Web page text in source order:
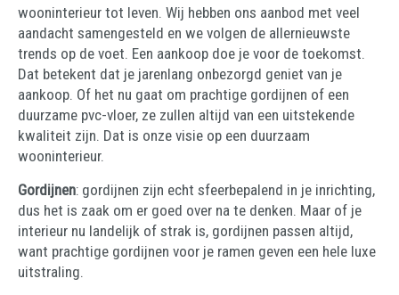
wooninterieur tot leven. Wij hebben ons aanbod met veel
aandacht samengesteld en we volgen de allernieuwste
trends op de voet. Een aankoop doe je voor de toekomst.
Dat betekent dat je jarenlang onbezorgd geniet van je
aankoop. Of het nu gaat om prachtige gordijnen of een
duurzame pvc-vloer, ze zullen altijd van een uitstekende
kwaliteit zijn. Dat is onze visie op een duurzaam
wooninterieur.
Gordijnen: gordijnen zijn echt sfeerbepalend in je inrichting,
dus het is zaak om er goed over na te denken. Maar of je
interieur nu landelijk of strak is, gordijnen passen altijd,
want prachtige gordijnen voor je ramen geven een hele luxe
uitstraling.